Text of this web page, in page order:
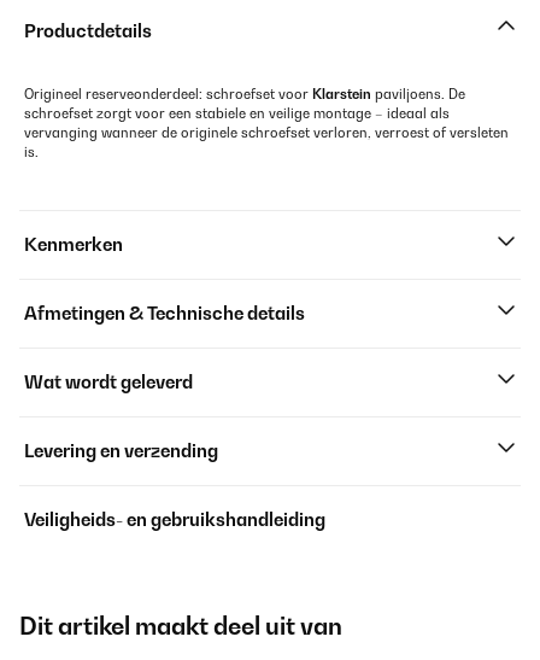
Productdetails
Origineel reserveonderdeel: schroefset voor Klarstein paviljoens. De
schroefset zorgt voor een stabiele en veilige montage – ideaal als
vervanging wanneer de originele schroefset verloren, verroest of versleten
is.
Kenmerken
Afmetingen & Technische details
Wat wordt geleverd
Levering en verzending
Veiligheids- en gebruikshandleiding
Dit artikel maakt deel uit van